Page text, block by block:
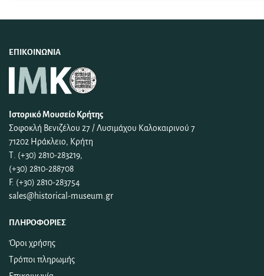
ΕΠΙΚΟΙΝΩΝΊΑ
Ιστορικό Μουσείο Κρήτης
Σοφοκλή Βενιζέλου 27 / Λυσιμάχου Καλοκαιρινού 7
71202 Ηράκλειο, Κρήτη
Τ. (+30) 2810-283219,
(+30) 2810-288708
F. (+30) 2810-283754
sales@historical-museum.gr
ΠΛΗΡΟΦΟΡΊΕΣ
Όροι χρήσης
Τρόποι πληρωμής